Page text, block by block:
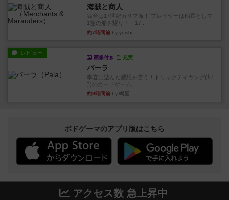
海賊と商人
舞台は17世紀カリブ海！ プレイヤーは船長として
1隻の船を駆り・・17...
約7時間前 by yuishi
レビュー
画像付き 充実
パーラ
率直に遊んだ感想を言う！トリックテイキング(ﾄﾘ
ﾃ)のカードゲーム。 ...
約9時間前 by 鳴屋
ボドゲーマのアプリ版はこちら
アクセス数 急上昇中